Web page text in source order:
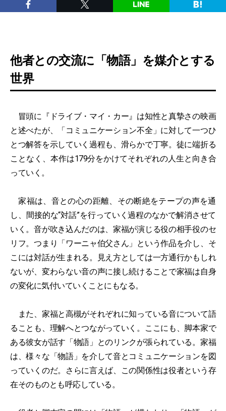
他者との交流に「物語」を媒介とする
世界
冒頭に『ドライブ・マイ・カー』は知性と真摯さの映画
と述べたが、「コミュニケーション不全」に対して一つひ
とつ解答を示していく過程も、滑らかで丁寧。徒に端折る
ことなく、本作は179分をかけてそれぞれの人生と向き合
っていく。
家福は、音との心の距離、その断絶をテープの声を通
し、間接的な“対話”を行っていく過程のなかで解消させて
いく。音が吹き込んだのは、家福が演じる役の相手役のセ
リフ。つまり「ワーニャ伯父さん」という作品を介し、そ
こには対話が生まれる。見え方としては一方通行かもしれ
ないが、変わらない音の声に接し続けることで家福は自身
の変化に気付いていくことにもなる。
また、家福と高槻がそれぞれに知っている音について語
ることも、理解へとつながっていく。ここにも、脚本家で
ある彼女が話す「物語」とのリンクが張られている。家福
は、様々な「物語」を介して音とコミュニケーションを図
っていくのだ。さらに言えば、この関係性は役者という存
在そのものとも呼応している。